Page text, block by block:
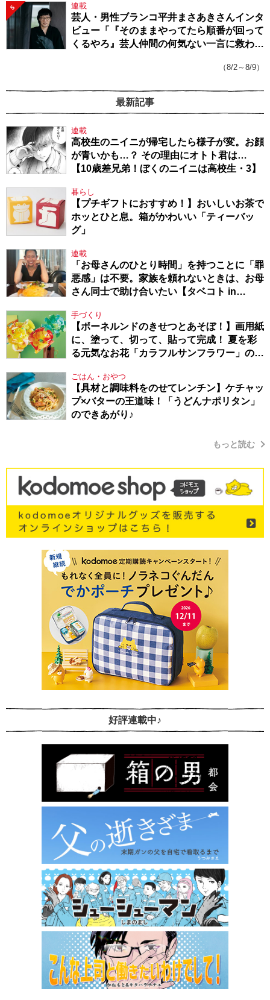
5 連載
芸人・男性ブランコ平井まさあきさんインタ
ビュー「『そのままやってたら順番が回って
くるやろ』芸人仲間の何気ない一言に救われ
（8/2～8/9）
最新記事
連載
高校生のニイニが帰宅したら様子が変。お顔
が青いかも…？ その理由にオトト君は…
【10歳差兄弟！ぼくのニイニは高校生・3】
暮らし
【プチギフトにおすすめ！】おいしいお茶で
ホッとひと息。箱がかわいい「ティーバッ
グ」
連載
「お母さんのひとり時間」を持つことに「罪
悪感」は不要。家族を頼れないときは、お母
さん同士で助け合いたい【タベコト in
手づくり
【ボーネルンドのきせつとあそぼ！】画用紙
に、塗って、切って、貼って完成！ 夏を彩
る元気なお花「カラフルサンフラワー」の作
ごはん・おやつ
【具材と調味料をのせてレンチン】ケチャッ
プ×バターの王道味！「うどんナポリタン」
のできあがり♪
もっと読む
好評連載中♪